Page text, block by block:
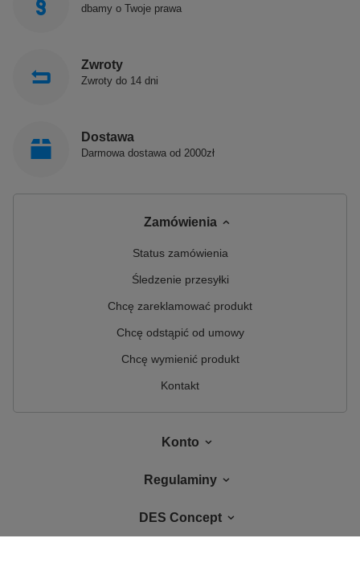
dbamy o Twoje prawa
Zwroty
Zwroty do 14 dni
Dostawa
Darmowa dostawa od 2000zł
Zamówienia
Status zamówienia
Śledzenie przesyłki
Chcę zareklamować produkt
Chcę odstąpić od umowy
Chcę wymienić produkt
Kontakt
Konto
Regulaminy
DES Concept